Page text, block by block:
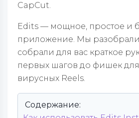
CapCut.
Edits — мощное, простое и
приложение. Мы
собрали для вас краткое
первых шагов до фишек
вирусных Reels.
Содержание: